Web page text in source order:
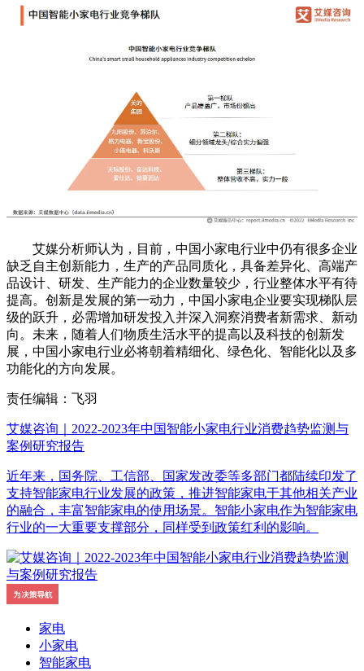
艾媒分析师认为，目前，中国小家电行业中仍有很多企业
缺乏自主创新能力，生产的产品同质化，具备差异化、高端产
品设计、研发、生产能力的企业数量较少，行业整体水平有待
提高。创新是发展的第一动力，中国小家电企业要实现梯队层
级的跃升，必需增加研发投入并深入洞察消费者新需求、新动
向。未来，随着人们物质生活水平的提高以及科技的创新发
展，中国小家电行业必将朝着精细化、绿色化、智能化以及多
功能化的方向发展。
责任编辑：飞羽
艾媒咨询｜2022-2023年中国智能小家电行业消费趋势监测与
案例研究报告
近年来，国务院、工信部、国家发改委等多部门都陆续印发了
支持智能家电行业发展的政策，推进智能家电于其他相关产业
的融合，丰富智能家电的使用场景。智能小家电作为智能家电
行业的一大重要支撑部分，同样受到政策红利的影响。
家电
小家电
智能家电